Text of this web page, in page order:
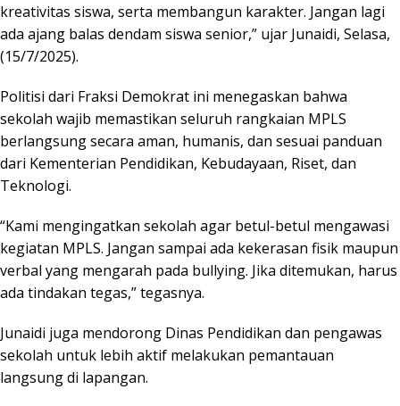
kreativitas siswa, serta membangun karakter. Jangan lagi
ada ajang balas dendam siswa senior,” ujar Junaidi, Selasa,
(15/7/2025).
Politisi dari Fraksi Demokrat ini menegaskan bahwa
sekolah wajib memastikan seluruh rangkaian MPLS
berlangsung secara aman, humanis, dan sesuai panduan
dari Kementerian Pendidikan, Kebudayaan, Riset, dan
Teknologi.
“Kami mengingatkan sekolah agar betul-betul mengawasi
kegiatan MPLS. Jangan sampai ada kekerasan fisik maupun
verbal yang mengarah pada bullying. Jika ditemukan, harus
ada tindakan tegas,” tegasnya.
Junaidi juga mendorong Dinas Pendidikan dan pengawas
sekolah untuk lebih aktif melakukan pemantauan
langsung di lapangan.